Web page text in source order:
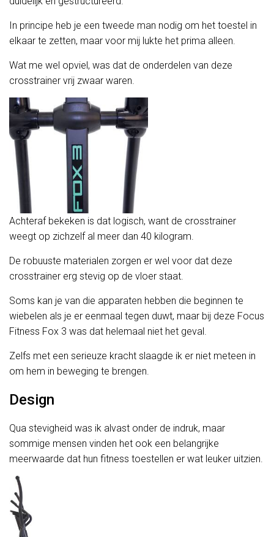
In principe heb je een tweede man nodig om het toestel in
elkaar te zetten, maar voor mij lukte het prima alleen.
Wat me wel opviel, was dat de onderdelen van deze
crosstrainer vrij zwaar waren.
Achteraf bekeken is dat logisch, want de crosstrainer
weegt op zichzelf al meer dan 40 kilogram.
De robuuste materialen zorgen er wel voor dat deze
crosstrainer erg stevig op de vloer staat.
Soms kan je van die apparaten hebben die beginnen te
wiebelen als je er eenmaal tegen duwt, maar bij deze Focus
Fitness Fox 3 was dat helemaal niet het geval.
Zelfs met een serieuze kracht slaagde ik er niet meteen in
om hem in beweging te brengen.
Design
Qua stevigheid was ik alvast onder de indruk, maar
sommige mensen vinden het ook een belangrijke
meerwaarde dat hun fitness toestellen er wat leuker uitzien.